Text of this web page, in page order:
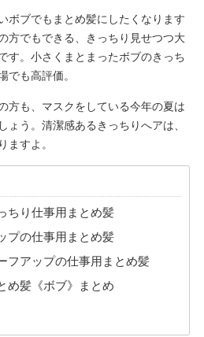
ボブでもまとめ髪にしたくなります
方でもできる、きっちり見せつつ大
す。小さくまとまったボブのきっち
でも高評価。
方も、マスクをしている今年の夏は
ょう。清潔感あるきっちりへアは、
ますよ。
ちり仕事用まとめ髪
プの仕事用まとめ髪
フアップの仕事用まとめ髪
め髪《ボブ》まとめ